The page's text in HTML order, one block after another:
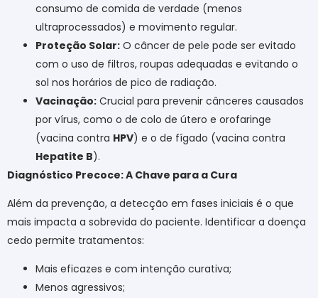
consumo de comida de verdade (menos
ultraprocessados) e movimento regular.
Proteção Solar: O câncer de pele pode ser evitado
com o uso de filtros, roupas adequadas e evitando o
sol nos horários de pico de radiação.
Vacinação: Crucial para prevenir cânceres causados
por vírus, como o de colo de útero e orofaringe
(vacina contra HPV) e o de fígado (vacina contra
Hepatite B).
Diagnóstico Precoce: A Chave para a Cura
Além da prevenção, a detecção em fases iniciais é o que
mais impacta a sobrevida do paciente. Identificar a doença
cedo permite tratamentos:
Mais eficazes e com intenção curativa;
Menos agressivos;